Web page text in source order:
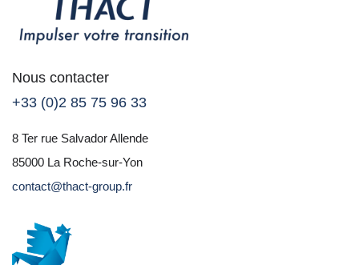
Nous contacter
+33 (0)2 85 75 96 33
8 Ter rue Salvador Allende
85000 La Roche-sur-Yon
contact@thact-group.fr